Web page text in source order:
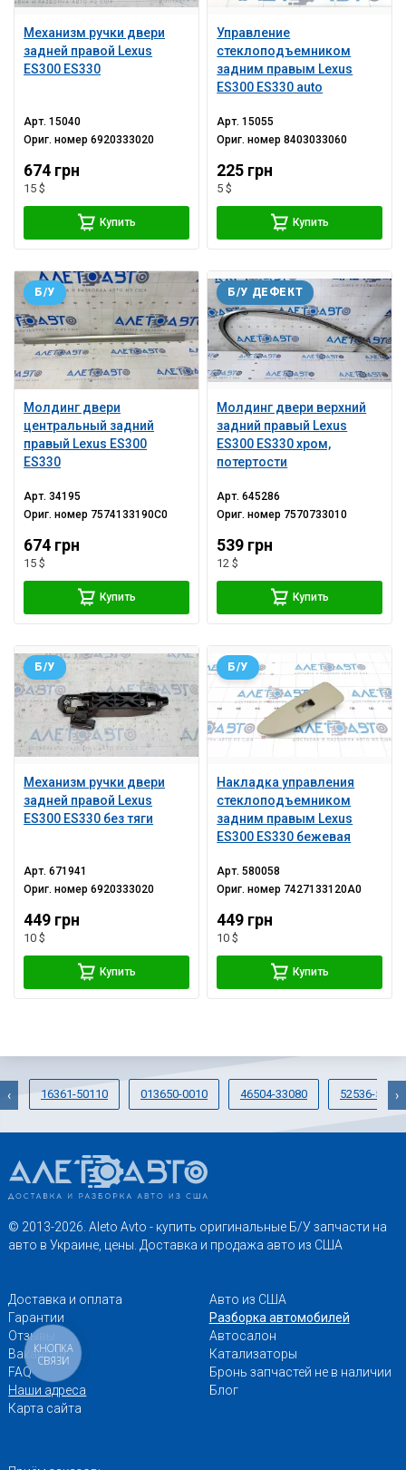
Механизм ручки двери
задней правой Lexus
ES300 ES330
Арт.15040
Ориг. номер6920333020
674 грн
15 $
Купить
Управление
стеклоподъемником
задним правым Lexus
ES300 ES330 auto
Арт.15055
Ориг. номер8403033060
225 грн
5 $
Купить
Молдинг двери
центральный задний
правый Lexus ES300
ES330
Б/У
Арт.34195
Ориг. номер 7574133190C0
674 грн
15 $
Купить
Молдинг двери верхний
задний правый Lexus
ES300 ES330 хром,
потертости
Б/У ДЕФЕКТ
Арт.645286
Ориг. номер 7570733010
539 грн
12 $
Купить
Механизм ручки двери
задней правой Lexus
ES300 ES330 без тяги
Б/У
Арт.671941
Ориг. номер6920333020
449 грн
10 $
Купить
Накладка управления
стеклоподъемником
задним правым Lexus
ES300 ES330 бежевая
Б/У
Арт.580058
Ориг. номер 7427133120A0
449 грн
10 $
Купить
16361-50110 013650-0010 46504-33080 52536-50060
‹ ›
© 2013-2026. Aleto Avto - купить оригинальные Б/У запчасти на
авто в Украине, цены. Доставка и продажа авто из США
Доставка и оплата
Гарантии
Отзывы
Вакансии
FAQ
Наши адреса
Карта сайта
Авто из США
Разборка автомобилей
Автосалон
Катализаторы
Бронь запчастей не в наличии
Блог
КНОПКА
СВЯЗИ